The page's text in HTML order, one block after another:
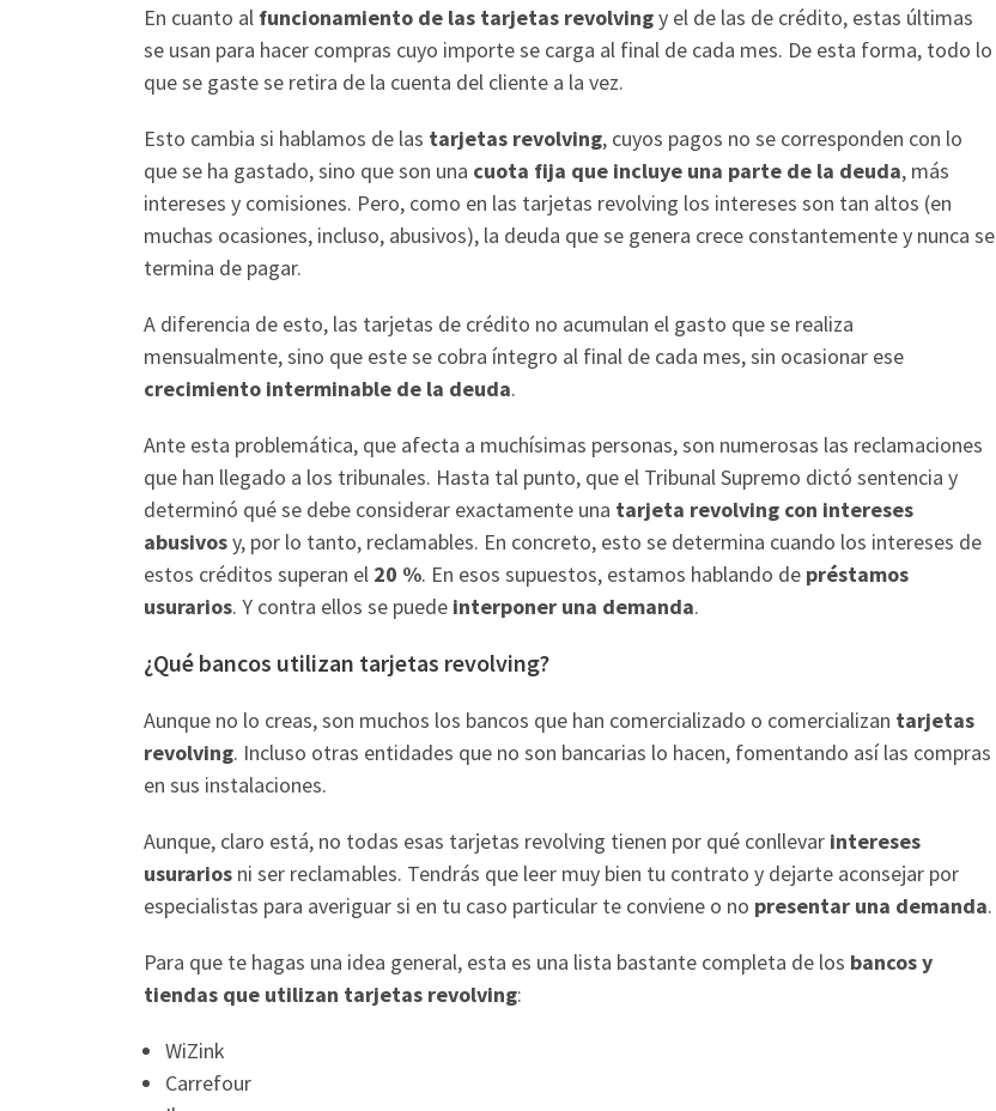
En cuanto al funcionamiento de las tarjetas revolvingy el de las de crédito, estas últimas
se usan para hacer compras cuyo importe se carga al final de cada mes. De esta forma, todo lo
que se gaste se retira de la cuenta del cliente a la vez.
Esto cambia si hablamos de las tarjetas revolving, cuyos pagos no se corresponden con lo
que se ha gastado, sino que son una cuota fija que incluye una parte de la deuda, más
intereses y comisiones. Pero, como en las tarjetas revolving los intereses son tan altos (en
muchas ocasiones, incluso, abusivos), la deuda que se genera crece constantemente y nunca se
termina de pagar.
A diferencia de esto, las tarjetas de crédito no acumulan el gasto que se realiza
mensualmente, sino que este se cobra íntegro al final de cada mes, sin ocasionar ese
crecimiento interminable de la deuda.
Ante esta problemática, que afecta a muchísimas personas, son numerosas las reclamaciones
que han llegado a los tribunales. Hasta tal punto, que el Tribunal Supremo dictó sentencia y
determinó qué se debe considerar exactamente una tarjeta revolving con intereses
abusivosy, por lo tanto, reclamables. En concreto, esto se determina cuando los intereses de
estos créditos superan el 20 %. En esos supuestos, estamos hablando de préstamos
usurarios. Y contra ellos se puede interponer una demanda.
¿Qué bancos utilizan tarjetas revolving?
Aunque no lo creas, son muchos los bancos que han comercializado o comercializan tarjetas
revolving. Incluso otras entidades que no son bancarias lo hacen, fomentando así las compras
en sus instalaciones.
Aunque, claro está, no todas esas tarjetas revolving tienen por qué conllevar intereses
usurarios ni ser reclamables. Tendrás que leer muy bien tu contrato y dejarte aconsejar por
especialistas para averiguar si en tu caso particular te conviene o no presentar una demanda.
Para que te hagas una idea general, esta es una lista bastante completa de los bancos y
tiendas que utilizan tarjetas revolving:
WiZink
Carrefour